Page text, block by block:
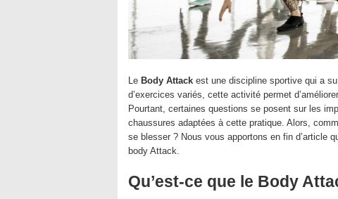
Le Body Attack est une discipline sportive qui a
d’exercices variés, cette activité permet
Pourtant, certaines questions se posent sur les
chaussures adaptées à cette pratique. Alors,
se blesser ? Nous vous apportons en fin d’article
body Attack.
Qu’est-ce que le Body